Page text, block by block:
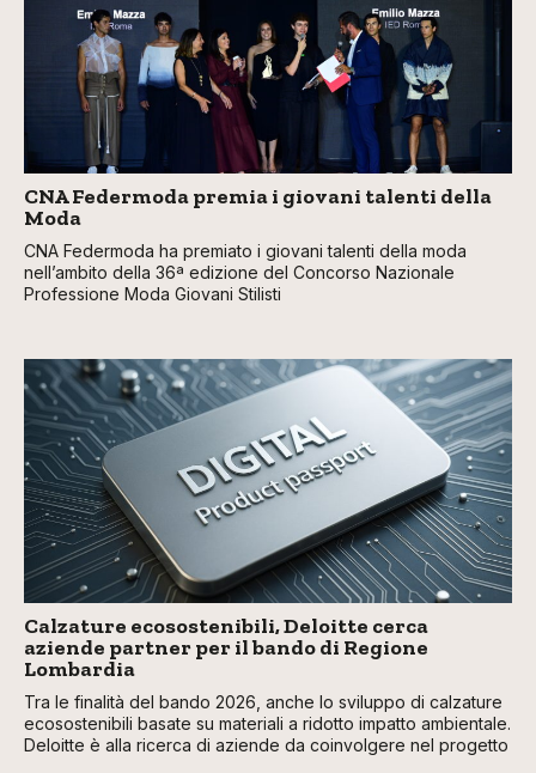
CNA Federmoda premia i giovani talenti della
Moda
CNA Federmoda ha premiato i giovani talenti della moda
nell’ambito della 36ª edizione del Concorso Nazionale
Professione Moda Giovani Stilisti
Calzature ecosostenibili, Deloitte cerca
aziende partner per il bando di Regione
Lombardia
Tra le finalità del bando 2026, anche lo sviluppo di calzature
ecosostenibili basate su materiali a ridotto impatto ambientale.
Deloitte è alla ricerca di aziende da coinvolgere nel progetto